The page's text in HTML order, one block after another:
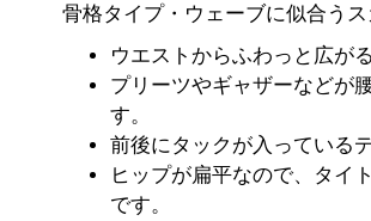
骨格タイプ・ウェーブに似合う
ウエストからふわっと広が
プリーツやギャザーなどが
す。
前後にタックが入っている
ヒップが扁平なので、タイ
です。